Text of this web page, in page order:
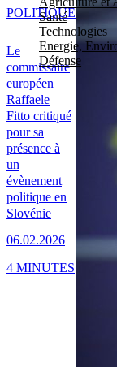
Santé
Technologies
Energie,
Défense
Le
commissaire
européen
Raffaele
Fitto critiqué
pour sa
présence à
un
évènement
politique en
Slovénie
06.02.2026
POLITIQUE
4 MINUTES